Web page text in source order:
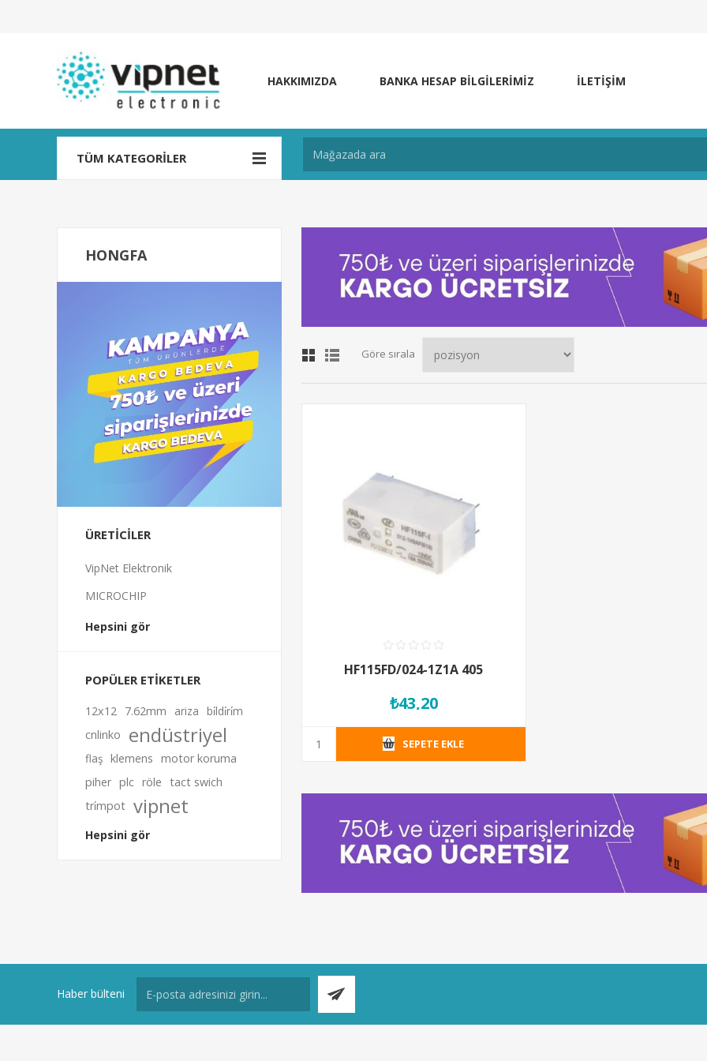
HAKKIMIZDA BANKA HESAP BILGILERIMIZ İLETIŞIM
TÜM KATEGORILER
Göre sırala
HF115FD/024-1Z1A 405
₺43,20
SEPETE EKLE
HONGFA
ÜRETICILER
VipNet Elektronik
MICROCHIP
Hepsini gör
POPÜLER ETIKETLER
12x12 7.62mm ariza
bi̇ldi̇ri̇m
cnlinko
endüstriyel
flaş klemens motor koruma
piher plc röle tact swich
tri̇mpot vipnet
Hepsini gör
Haber bülteni